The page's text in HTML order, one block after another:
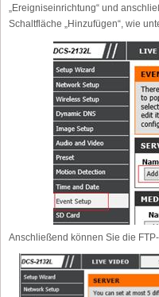
„Ereigniseinrichtung“ und
Schaltfläche „Hinzufügen“, wie
Anschließend können Sie die